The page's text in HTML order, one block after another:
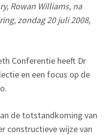
Rowan Williams, na
zondag 20 juli 2008,
Conferentie heeft Dr
en een focus op de
de totstandkoming van
constructieve wijze van